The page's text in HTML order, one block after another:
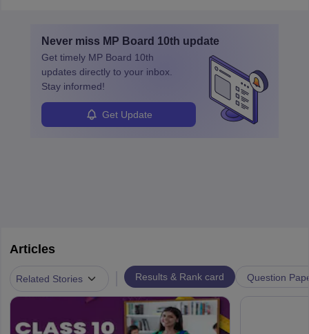
Never miss MP Board 10th update
Get timely MP Board 10th
updates directly to your inbox.
Stay informed!
Get Update
Articles
Related Stories Results & Rank card Question